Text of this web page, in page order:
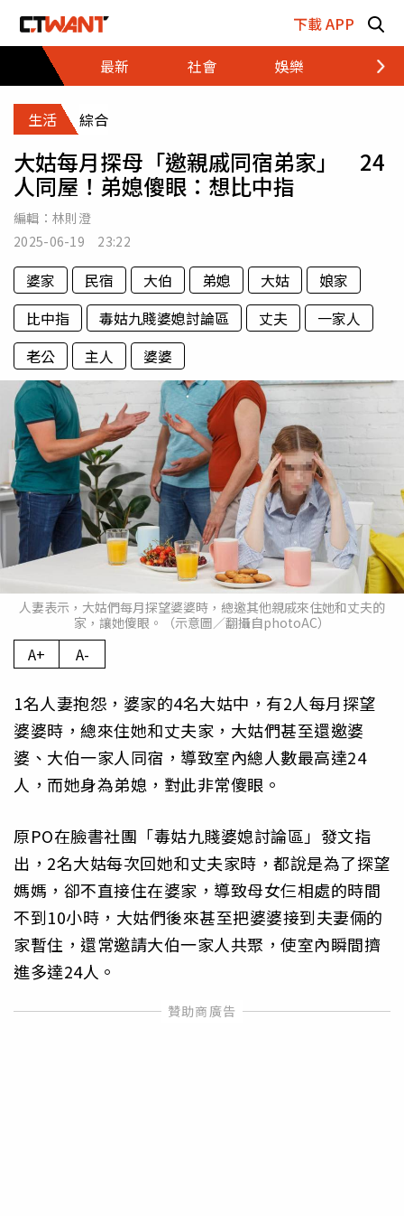
下載 APP
最新
社會 娛樂 財經
生活 綜合
大姑每月探母「邀親戚同宿弟家」 24
人同屋！弟媳傻眼：想比中指
編輯： 林則澄
2025-06-19 23:22
婆家 民宿 大伯 弟媳 大姑
娘家
比中指
毒姑九賤婆媳討論區 丈夫
一家人
老公
主人 婆婆
人妻表示，大姑們每月探望婆婆時，總邀其他親戚來住她和丈夫的
家，讓她傻眼。（示意圖／翻攝自photoAC）
A+ A-
1名人妻抱怨，婆家的4名大姑中，有2人每月探望
婆婆時，總來住她和丈夫家，大姑們甚至還邀婆
婆、大伯一家人同宿，導致室內總人數最高達24
人，而她身為弟媳，對此非常傻眼。
原PO在臉書社團「毒姑九賤婆媳討論區」發文指
出，2名大姑每次回她和丈夫家時，都說是為了探望
媽媽，卻不直接住在婆家，導致母女仨相處的時間
不到10小時，大姑們後來甚至把婆婆接到夫妻倆的
家暫住，還常邀請大伯一家人共聚，使室內瞬間擠
進多達24人。